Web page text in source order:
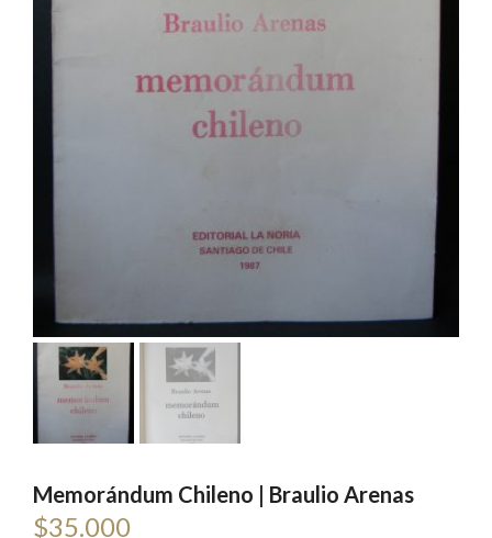
Memorándum Chileno | Braulio Arenas
$35.000